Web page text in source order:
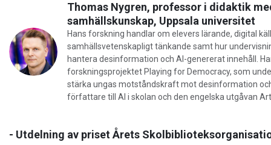
Thomas Nygren, professor i didaktik
samhällskunskap, Uppsala universitet
Hans forskning handlar om elevers lärande, digital
samhällsvetenskapligt tänkande samt hur
hantera desinformation och AI-genererat innehåll.
forskningsprojektet Playing for Democracy, som
stärka ungas motståndskraft mot desinformation
författare till AI i skolan och den engelska utgåvan
- Utdelning av priset Årets